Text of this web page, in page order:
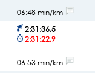
06:48 min/km
2:31:36,5
2:31:22,9
06:53 min/km